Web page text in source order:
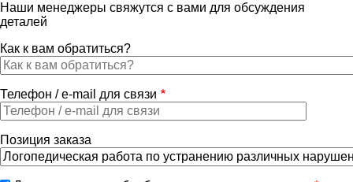
Наши менеджеры свяжутся с вами для обсуждения
деталей
Как к вам обратиться?
Телефон / e-mail для связи
Позиция заказа